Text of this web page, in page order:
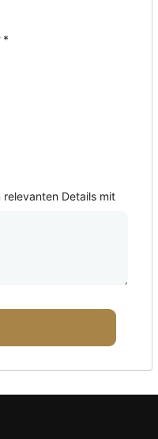
Sie?
*
Details mit